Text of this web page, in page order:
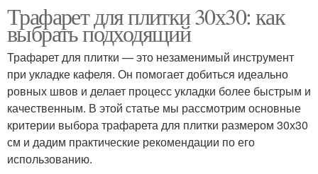
Трафарет для плитки 30х30: как
выбрать подходящий
Трафарет для плитки — это незаменимый инструмент
при укладке кафеля. Он помогает добиться идеально
ровных швов и делает процесс укладки более быстрым и
качественным. В этой статье мы рассмотрим основные
критерии выбора трафарета для плитки размером 30х30
см и дадим практические рекомендации по его
использованию.